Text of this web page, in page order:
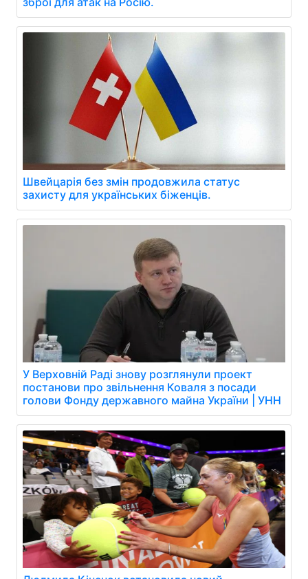
Швейцарія без змін продовжила статус
захисту для українських біженців.
У Верховній Раді знову розглянули проект
постанови про звільнення Коваля з посади
голови Фонду державного майна України | УНН